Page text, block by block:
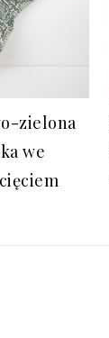
zielona
we